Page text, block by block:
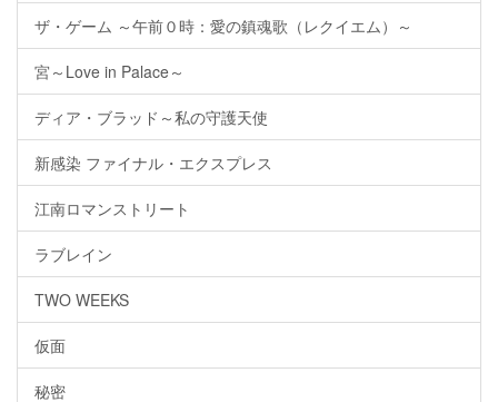
ザ・ゲーム ～午前０時：愛の鎮魂歌（レクイエム）～
宮～Love in Palace～
ディア・ブラッド～私の守護天使
新感染 ファイナル・エクスプレス
江南ロマンストリート
ラブレイン
TWO WEEKS
仮面
秘密